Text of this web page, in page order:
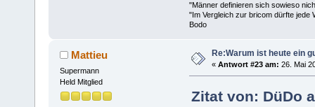
"Männer definieren sich sowieso
"Im Vergleich zur bricom dürfte jede
Bodo
Mattieu
Supermann
Held Mitglied
Re:Warum ist heute ein
« Antwort #23 am: 26. Mai
Zitat von: DüDo